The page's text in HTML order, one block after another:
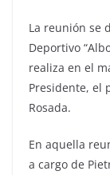
La reunión se
Deportivo
realiza en el
Presidente, el
Rosada.
En aquella
a cargo de